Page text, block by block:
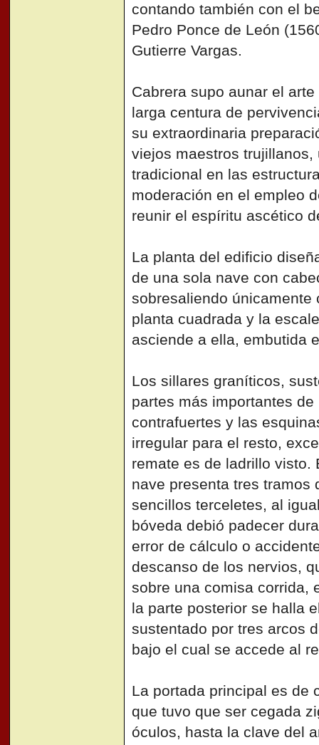
contando también con el
Pedro Ponce de León
Gutierre Vargas.
Cabrera supo aunar el
larga centura de
su extraordinaria
viejos maestros
tradicional en las
moderación en el empleo
reunir el espíritu ascético
La planta del edificio
de una sola nave con
sobresaliendo únicamente
planta cuadrada y la
asciende a ella, embutida
Los sillares graníticos,
partes más importantes
contrafuertes y las
irregular para el resto,
remate es de ladrillo visto.
nave presenta tres tramos
sencillos terceletes, al
bóveda debió padecer
error de cálculo o
descanso de los nervios,
sobre una comisa corrida,
la parte posterior se halla
sustentado por tres arcos
bajo el cual se accede al
La portada principal es de
que tuvo que ser cegada
óculos, hasta la clave del